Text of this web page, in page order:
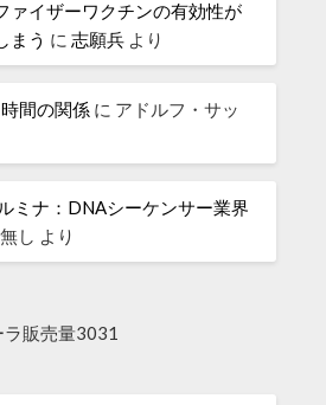
ァイザーワクチンの有効性が
まう に志願兵 より
間の関係 に アドルフ・サッ
ミナ：DNAシーケンサー業界
し より
ラ販売量3031